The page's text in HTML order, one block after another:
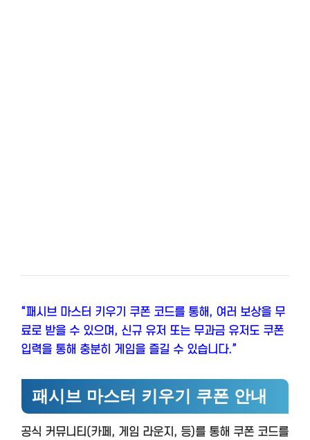
“패시브 마스터 키우기 쿠폰 코드를 통해, 여러 보상을 무
료로 받을 수 있으며, 신규 유저 또는 무과금 유저도 쿠폰
입력을 통해 충분히 게임을 즐길 수 있습니다.”
패시브 마스터 키우기 쿠폰 안내
공식 커뮤니티(카페, 게임 라운지, 등)를 통해 쿠폰 코드를